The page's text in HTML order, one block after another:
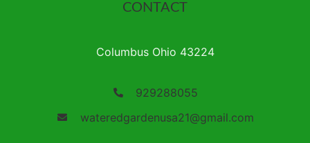
CONTACT
Columbus Ohio 43224
929288055
wateredgardenusa21@gmail.com